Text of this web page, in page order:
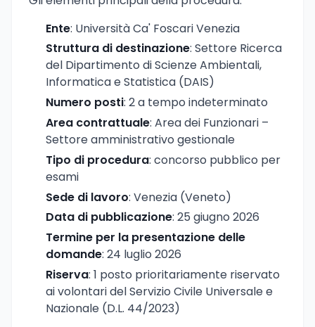
Ente: Università Ca' Foscari Venezia
Struttura di destinazione: Settore Ricerca
del Dipartimento di Scienze Ambientali,
Informatica e Statistica (DAIS)
Numero posti: 2 a tempo indeterminato
Area contrattuale: Area dei Funzionari –
Settore amministrativo gestionale
Tipo di procedura: concorso pubblico per
esami
Sede di lavoro: Venezia (Veneto)
Data di pubblicazione: 25 giugno 2026
Termine per la presentazione delle
domande: 24 luglio 2026
Riserva: 1 posto prioritariamente riservato
ai volontari del Servizio Civile Universale e
Nazionale (D.L. 44/2023)